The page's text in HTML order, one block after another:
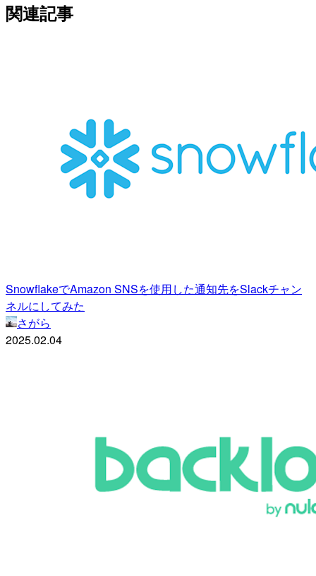
関連記事
SnowflakeでAmazon SNSを使用した通知先をSlackチャン
ネルにしてみた
さがら
2025.02.04